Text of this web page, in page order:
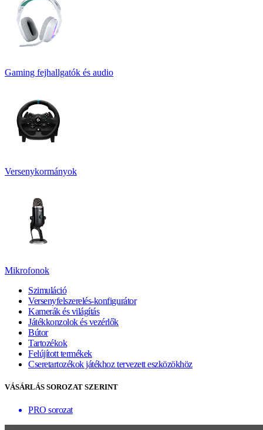
Gaming fejhallgatók és audio
Versenykormányok
Mikrofonok
Szimuláció
Versenyfelszerelés-konfigurátor
Kamerák és világítás
Játékkonzolok és vezérlők
Bútor
Tartozékok
Felújított termékek
Cseretartozékok játékhoz tervezett eszközökhöz
VÁSÁRLÁS SOROZAT SZERINT
PRO sorozat